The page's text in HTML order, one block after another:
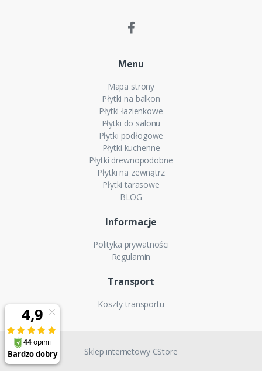
Menu
Mapa strony
Płytki na balkon
Płytki łazienkowe
Płytki do salonu
Płytki podłogowe
Płytki kuchenne
Płytki drewnopodobne
Płytki na zewnątrz
Płytki tarasowe
BLOG
Informacje
Polityka prywatności
Regulamin
Transport
Koszty transportu
Sklep internetowy CStore